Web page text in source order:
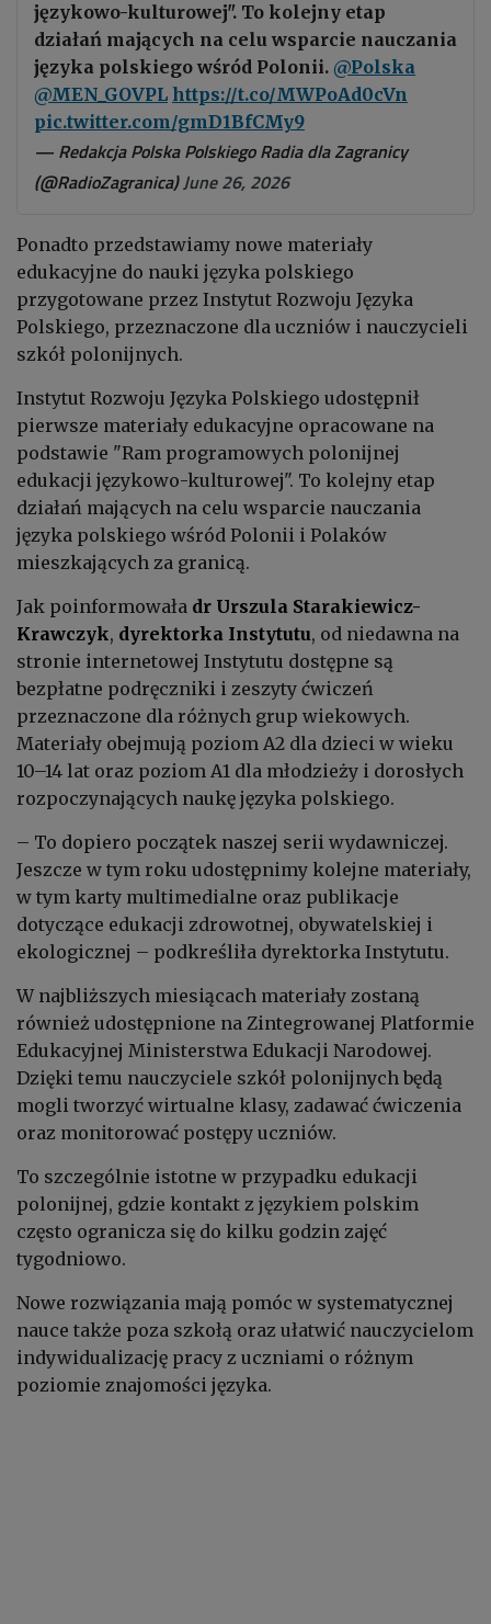
językowo-kulturowej". To kolejny etap
działań mających na celu wsparcie nauczania
języka polskiego wśród Polonii. @Polska
@MEN_GOVPL https://t.co/MWPoAd0cVn
pic.twitter.com/gmD1BfCMy9
— Redakcja Polska Polskiego Radia dla Zagranicy
(@RadioZagranica)June 26, 2026
Ponadto przedstawiamy nowe materiały
edukacyjne do nauki języka polskiego
przygotowane przez Instytut Rozwoju Języka
Polskiego, przeznaczone dla uczniów i nauczycieli
szkół polonijnych.
Instytut Rozwoju Języka Polskiego udostępnił
pierwsze materiały edukacyjne opracowane na
podstawie "Ram programowych polonijnej
edukacji językowo-kulturowej". To kolejny etap
działań mających na celu wsparcie nauczania
języka polskiego wśród Polonii i Polaków
mieszkających za granicą.
Jak poinformowała dr Urszula Starakiewicz-
Krawczyk, dyrektorka Instytutu, od niedawna na
stronie internetowej Instytutu dostępne są
bezpłatne podręczniki i zeszyty ćwiczeń
przeznaczone dla różnych grup wiekowych.
Materiały obejmują poziom A2 dla dzieci w wieku
10–14 lat oraz poziom A1 dla młodzieży i dorosłych
rozpoczynających naukę języka polskiego.
– To dopiero początek naszej serii wydawniczej.
Jeszcze w tym roku udostępnimy kolejne materiały,
w tym karty multimedialne oraz publikacje
dotyczące edukacji zdrowotnej, obywatelskiej i
ekologicznej – podkreśliła dyrektorka Instytutu.
W najbliższych miesiącach materiały zostaną
również udostępnione na Zintegrowanej Platformie
Edukacyjnej Ministerstwa Edukacji Narodowej.
Dzięki temu nauczyciele szkół polonijnych będą
mogli tworzyć wirtualne klasy, zadawać ćwiczenia
oraz monitorować postępy uczniów.
To szczególnie istotne w przypadku edukacji
polonijnej, gdzie kontakt z językiem polskim
często ogranicza się do kilku godzin zajęć
tygodniowo.
Nowe rozwiązania mają pomóc w systematycznej
nauce także poza szkołą oraz ułatwić nauczycielom
indywidualizację pracy z uczniami o różnym
poziomie znajomości języka.